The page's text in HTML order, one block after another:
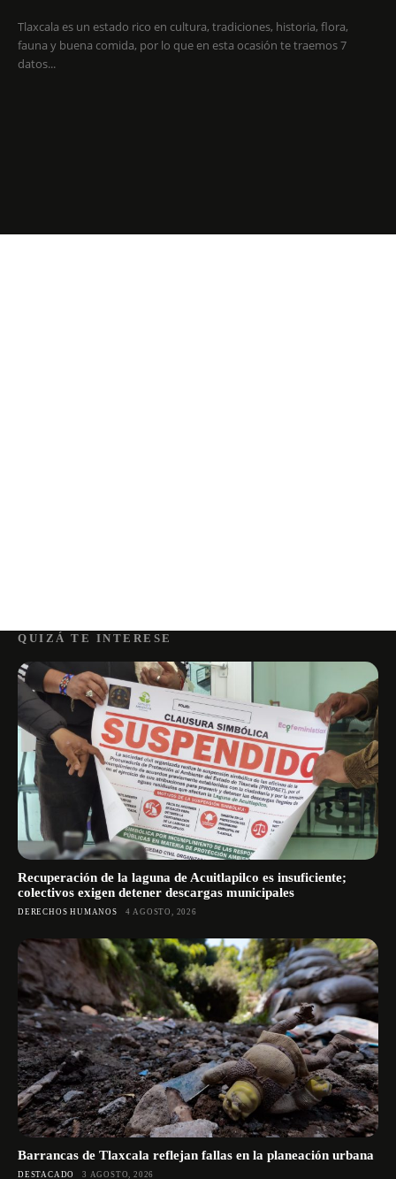
Tlaxcala es un estado rico en cultura, tradiciones, historia, flora,
fauna y buena comida, por lo que en esta ocasión te traemos 7
datos...
QUIZÁ TE INTERESE
Recuperación de la laguna de Acuitlapilco es insuficiente;
colectivos exigen detener descargas municipales
DERECHOS HUMANOS 4 AGOSTO, 2026
Barrancas de Tlaxcala reflejan fallas en la planeación urbana
DESTACADO 3 AGOSTO, 2026